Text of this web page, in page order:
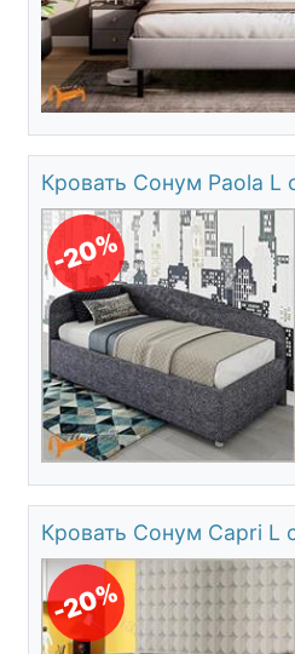
Кровать Сонум Paola
-20%
Кровать Сонум Capri
-20%